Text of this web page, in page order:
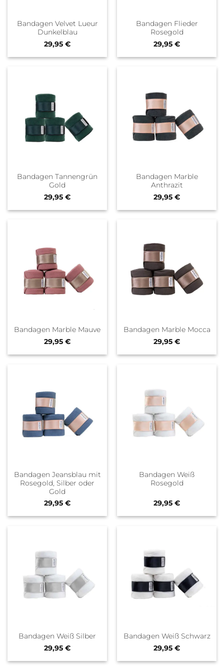
Bandagen Velvet Lueur
Dunkelblau
29,95 €
Bandagen Flieder
Rosegold
29,95 €
Bandagen Tannengrün
Gold
29,95 €
Bandagen Marble
Anthrazit
29,95 €
Bandagen Marble Mauve
29,95 €
Bandagen Marble Mocca
29,95 €
Bandagen Jeansblau mit
Rosegold, Silber oder
Gold
29,95 €
Bandagen Weiß
Rosegold
29,95 €
Bandagen Weiß Silber
29,95 €
Bandagen Weiß Schwarz
29,95 €